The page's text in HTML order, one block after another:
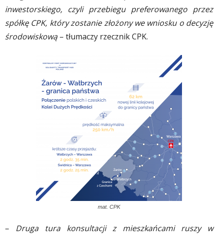
inwestorskiego, czyli przebiegu preferowanego przez
spółkę CPK, który zostanie złożony we wniosku o decyzję
środowiskową– tłumaczy rzecznik CPK.
mat. CPK
– Druga tura konsultacji z mieszkańcami ruszy w